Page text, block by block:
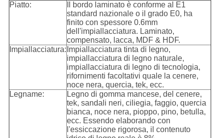
Piatto:
Il bordo laminato è conforme al E1
standard nazionale o il grado E0, ha
finito con spessore 0.6mm
dell'impiallacciatura. Laminato,
compensato, lacca, MDF & HDF.
Impiallacciatura: Impiallacciatura tinta di legno,
impiallacciatura di legno naturale,
impiallacciatura di legno di tecnologia,
rifornimenti facoltativi quale la cenere,
noce nera, quercia, tek, ecc.
Legname:
Legno di gomma mancese, del cenere,
tek, sandali neri, ciliegia, faggio, quercia
bianca, noce nera, pioppo, pino, betulla,
ecc. Essendo elaborando con
l'essiccazione rigorosa, il contenuto